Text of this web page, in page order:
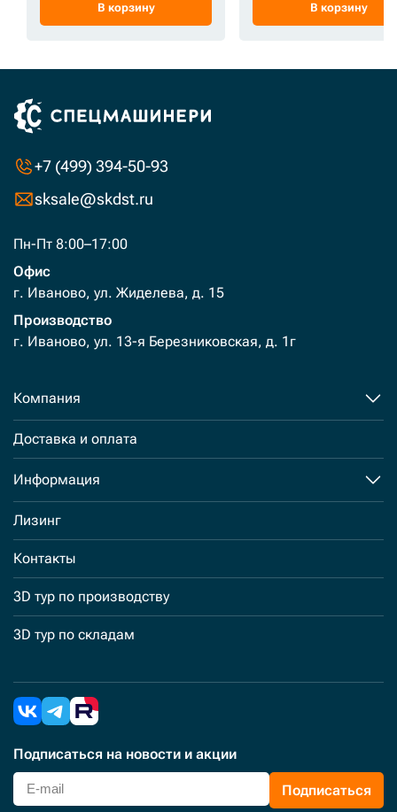
В корзину В корзину
+7 (499) 394-50-93
sksale@skdst.ru
Пн-Пт 8:00–17:00
Офис
г. Иваново, ул. Жиделева, д. 15
Производство
г. Иваново, ул. 13-я Березниковская, д. 1г
Компания
Доставка и оплата
Информация
Лизинг
Контакты
3D тур по производству
3D тур по складам
Подписаться на новости и акции
Подписаться